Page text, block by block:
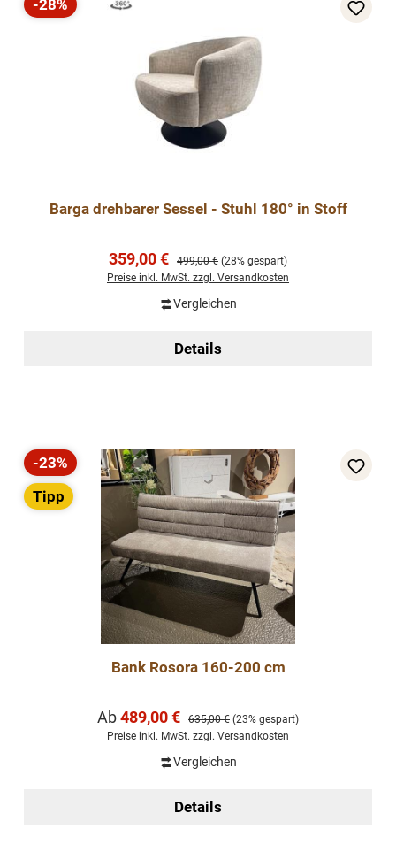
Rabatt
-28%
Barga drehbarer Sessel - Stuhl 180° in Stoff
Verkaufspreis:
359,00 € Regulärer Preis:
499,00 € (28% gespart)
Preise inkl. MwSt. zzgl. Versandkosten
Vergleichen
Details
Rabatt
-23%
Tipp
Bank Rosora 160-200 cm
Verkaufspreis:
Ab489,00 € Regulärer Preis:
635,00 € (23% gespart)
Preise inkl. MwSt. zzgl. Versandkosten
Vergleichen
Details